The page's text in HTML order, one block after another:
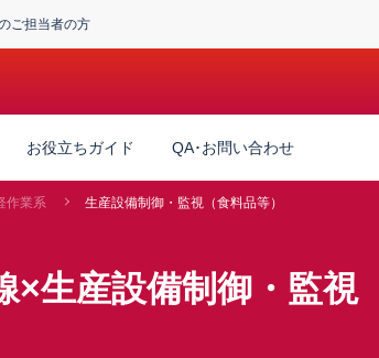
ご担当者の方
お役立ちガイド QA･お問い合わせ
作業系 生産設備制御・監視（食料品等）
×生産設備制御・監視